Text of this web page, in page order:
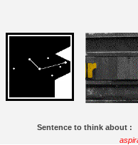
Sentence to think about :